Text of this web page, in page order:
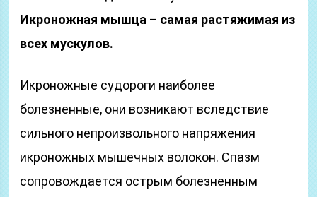
Икроножная мышца – самая растяжимая из
всех мускулов.
Икроножные судороги наиболее
болезненные, они возникают вследствие
сильного непроизвольного напряжения
икроножных мышечных волокон. Спазм
сопровождается острым болезненным